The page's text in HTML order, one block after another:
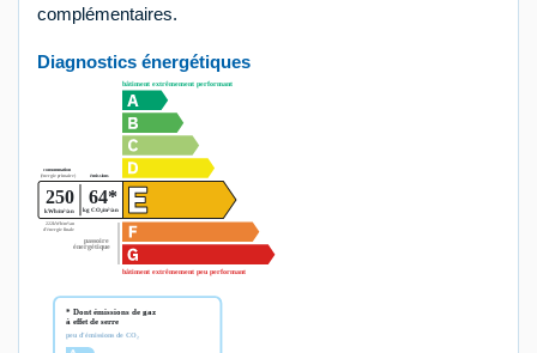
complémentaires.
Diagnostics énergétiques